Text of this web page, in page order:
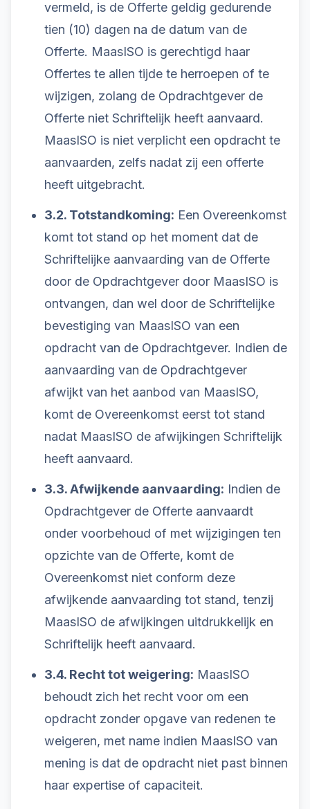
vermeld, is de Offerte geldig gedurende
tien (10) dagen na de datum van de
Offerte. MaasISO is gerechtigd haar
Offertes te allen tijde te herroepen of te
wijzigen, zolang de Opdrachtgever de
Offerte niet Schriftelijk heeft aanvaard.
MaasISO is niet verplicht een opdracht te
aanvaarden, zelfs nadat zij een offerte
heeft uitgebracht.
3.2. Totstandkoming: Een Overeenkomst
komt tot stand op het moment dat de
Schriftelijke aanvaarding van de Offerte
door de Opdrachtgever door MaasISO is
ontvangen, dan wel door de Schriftelijke
bevestiging van MaasISO van een
opdracht van de Opdrachtgever. Indien de
aanvaarding van de Opdrachtgever
afwijkt van het aanbod van MaasISO,
komt de Overeenkomst eerst tot stand
nadat MaasISO de afwijkingen Schriftelijk
heeft aanvaard.
3.3. Afwijkende aanvaarding: Indien de
Opdrachtgever de Offerte aanvaardt
onder voorbehoud of met wijzigingen ten
opzichte van de Offerte, komt de
Overeenkomst niet conform deze
afwijkende aanvaarding tot stand, tenzij
MaasISO de afwijkingen uitdrukkelijk en
Schriftelijk heeft aanvaard.
3.4. Recht tot weigering: MaasISO
behoudt zich het recht voor om een
opdracht zonder opgave van redenen te
weigeren, met name indien MaasISO van
mening is dat de opdracht niet past binnen
haar expertise of capaciteit.